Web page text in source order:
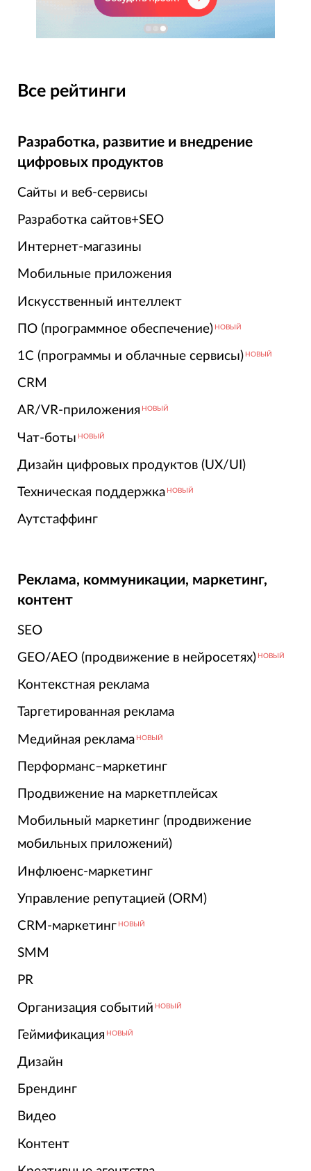
Все рейтинги
Разработка, развитие и внедрение
цифровых продуктов
Сайты и веб-сервисы
Разработка сайтов+SEO
Интернет-магазины
Мобильные приложения
Искусственный интеллект
ПО (программное обеспечение) НОВЫЙ
1С (программы и облачные сервисы) НОВЫЙ
CRM
AR/VR-приложения НОВЫЙ
Чат-боты НОВЫЙ
Дизайн цифровых продуктов (UX/UI)
Техническая поддержка НОВЫЙ
Аутстаффинг
Реклама, коммуникации, маркетинг,
контент
SEO
GEO/AEO (продвижение в нейросетях) НОВЫЙ
Контекстная реклама
Таргетированная реклама
Медийная реклама НОВЫЙ
Перформанс–маркетинг
Продвижение на маркетплейсах
Мобильный маркетинг (продвижение
мобильных приложений)
Инфлюенс-маркетинг
Управление репутацией (ORM)
CRM-маркетинг НОВЫЙ
SMM
PR
Организация событий НОВЫЙ
Геймификация НОВЫЙ
Дизайн
Брендинг
Видео
Контент